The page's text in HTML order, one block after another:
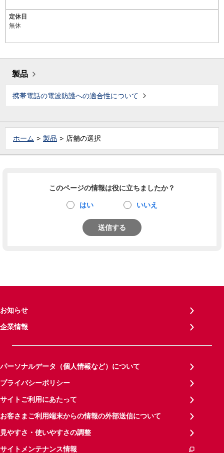
定休日
無休
製品
携帯電話の電波防護への適合性について
ホーム 製品 店舗の選択
このページの情報は役に立ちましたか？
はい いいえ
送信する
お知らせ
企業情報
パーソナルデータ（個人情報など）について
プライバシーポリシー
サイトご利用にあたって
お客さまご利用端末からの情報の外部送信について
見やすさ・使いやすさの調整
サイトメンテナンス情報